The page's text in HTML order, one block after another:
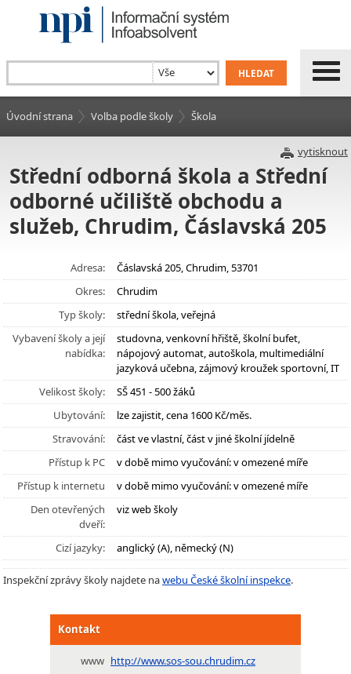
Úvodní strana Volba podle školy Škola
vytisknout
Střední odborná škola a Střední
odborné učiliště obchodu a
služeb, Chrudim, Čáslavská 205
Adresa:
Čáslavská 205, Chrudim, 53701
Okres:
Chrudim
Typ školy:
střední škola, veřejná
Vybavení školy a její
nabídka:
studovna, venkovní hřiště, školní bufet,
nápojový automat, autoškola, multimediální
jazyková učebna, zájmový kroužek sportovní, IT
Velikost školy:
SŠ 451 - 500 žáků
Ubytování:
lze zajistit, cena 1600 Kč/měs.
Stravování:
část ve vlastní, část v jiné školní jídelně
Přístup k PC
v době mimo vyučování: v omezené míře
Přístup k internetu
v době mimo vyučování: v omezené míře
Den otevřených
dveří:
viz web školy
Cizí jazyky: anglický (A), německý (N)
Inspekční zprávy školy najdete nawebu České školní inspekce.
Kontakt
www http://www.sos-sou.chrudim.cz